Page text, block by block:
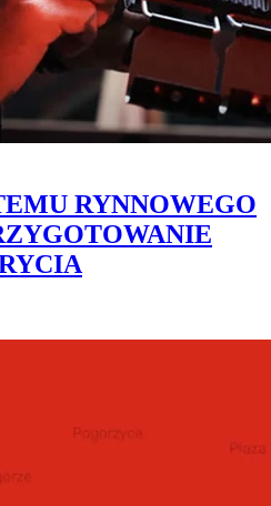
RYNNOWEGO